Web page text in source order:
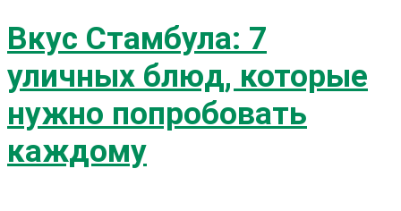
Вкус Стамбула: 7
уличных блюд, которые
нужно попробовать
каждому